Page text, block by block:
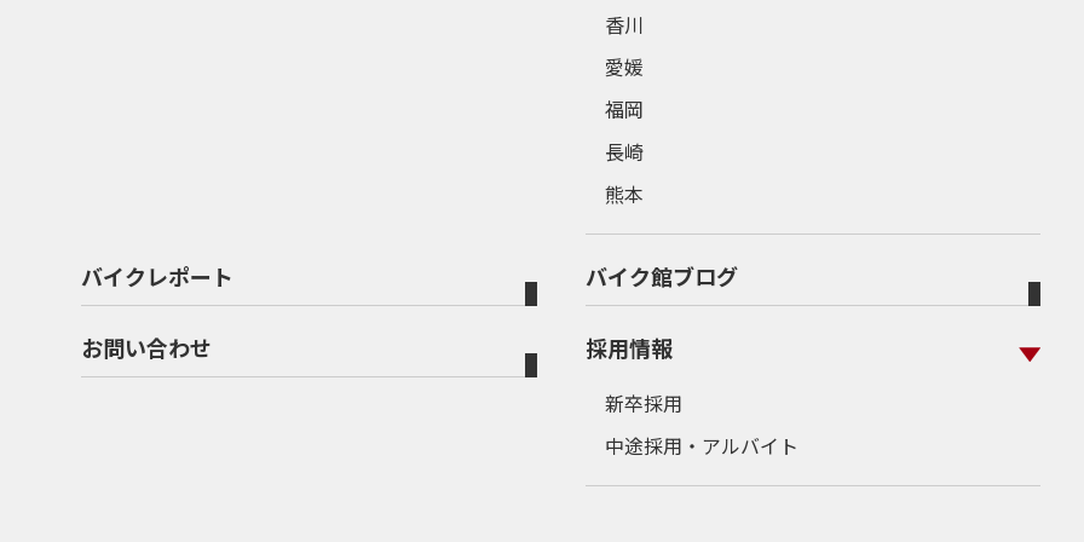
香川
愛媛
福岡
長崎
熊本
バイクレポート バイク館ブログ
お問い合わせ 採用情報
新卒採用
中途採用・アルバイト